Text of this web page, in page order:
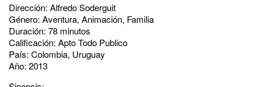
Dirección: Alfredo Soderguit
Género: Aventura, Animación, Familia
Duración: 78 minutos
Calificación: Apto Todo Publico
País: Colombia, Uruguay
Año: 2013